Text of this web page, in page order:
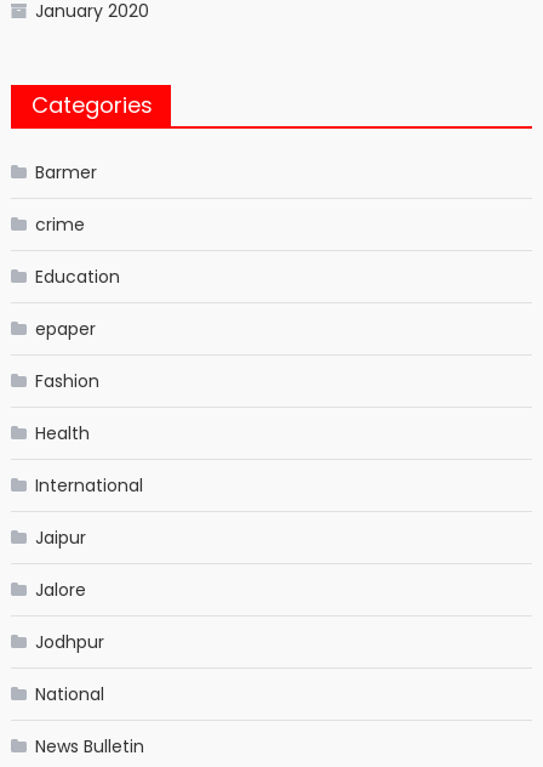
January 2020
Categories
Barmer
crime
Education
epaper
Fashion
Health
International
Jaipur
Jalore
Jodhpur
National
News Bulletin